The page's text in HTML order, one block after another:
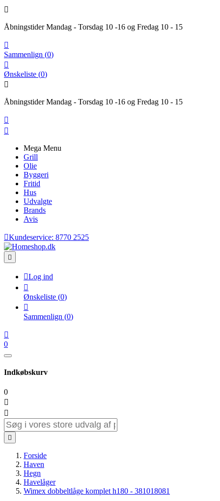

Åbningstider Mandag - Torsdag 10 -16 og Fredag 10 - 15

Sammenlign (0)

Ønskeliste (0)

Åbningstider Mandag - Torsdag 10 -16 og Fredag 10 - 15


Mega Menu
Grill
Olie
Byggeri
Fritid
Hus
Udvalgte
Brands
Avis
Kundeservice: 8770 2525

Log ind

Ønskeliste (0)

Sammenlign (0)

0
Indkøbskurv
0



Forside
Haven
Hegn
Havelåger
Wimex dobbeltlåge komplet h180 - 381018081